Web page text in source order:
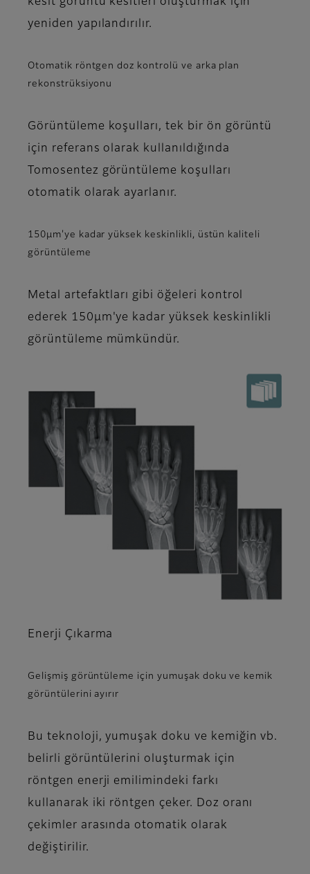
kesit görüntü kesitleri oluşturmak için
yeniden yapılandırılır.
Otomatik röntgen doz kontrolü ve arka plan
rekonstrüksiyonu
Görüntüleme koşulları, tek bir ön görüntü
için referans olarak kullanıldığında
Tomosentez görüntüleme koşulları
otomatik olarak ayarlanır.
150μm'ye kadar yüksek keskinlikli, üstün kaliteli
görüntüleme
Metal artefaktları gibi öğeleri kontrol
ederek 150μm'ye kadar yüksek keskinlikli
görüntüleme mümkündür.
Enerji Çıkarma
Gelişmiş görüntüleme için yumuşak doku ve kemik
görüntülerini ayırır
Bu teknoloji, yumuşak doku ve kemiğin vb.
belirli görüntülerini oluşturmak için
röntgen enerji emilimindeki farkı
kullanarak iki röntgen çeker. Doz oranı
çekimler arasında otomatik olarak
değiştirilir.